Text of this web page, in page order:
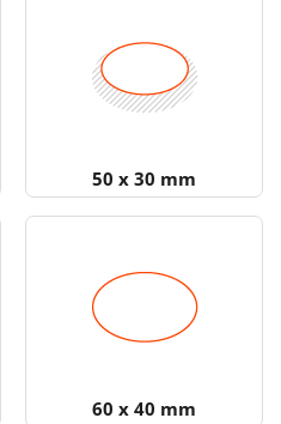
50 x 30 mm
60 x 40 mm